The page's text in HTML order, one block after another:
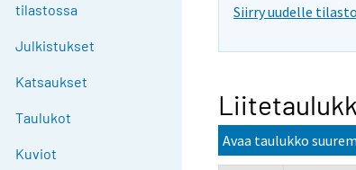
tilastossa
Julkistukset
Katsaukset
Taulukot
Kuviot
Siirry uudelle
Avaa taulukko